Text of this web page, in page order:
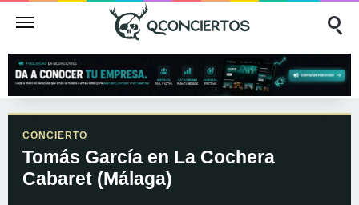
CONCIERTO
Tomás García en La Cochera
Cabaret (Málaga)